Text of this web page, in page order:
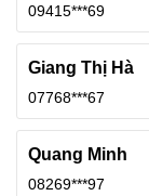
09415***69
Giang Thị Hà
07768***67
Quang Minh
08269***97